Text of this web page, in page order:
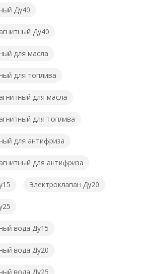
Ду40
Ду40
для масла
для топлива
для масла
для топлива
для антифриза
для антифриза
Электроклапан Ду20
вода Ду15
вода Ду20
вода Ду25